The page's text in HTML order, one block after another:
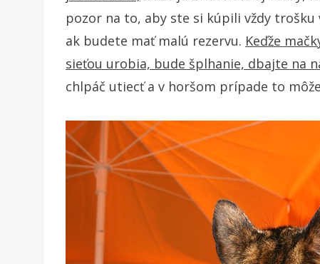
pozor na to, aby ste si kúpili vždy
ak budete mať malú rezervu. Keďže
sieťou urobia, bude šplhanie, dbajte na
chlpáč utiecť a v horšom prípade to